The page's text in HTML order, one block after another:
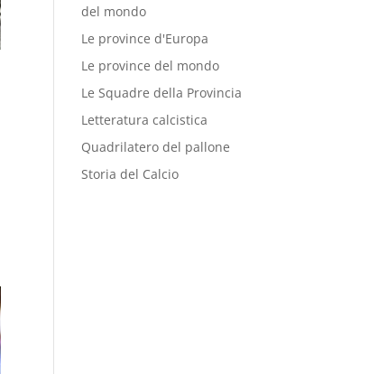
del mondo
Le province d'Europa
Le province del mondo
Le Squadre della Provincia
Letteratura calcistica
Quadrilatero del pallone
Storia del Calcio